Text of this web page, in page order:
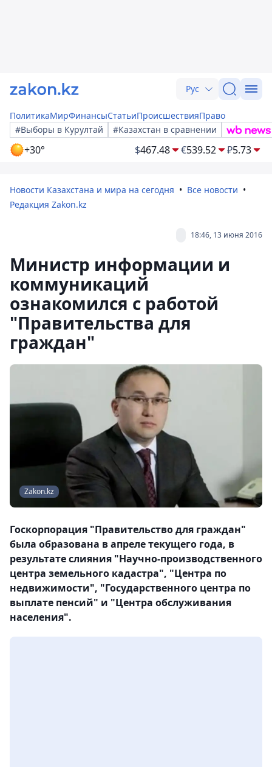
Рус
ПолитикаМирФинансыСтатьиПроисшествияПраво
#Выборы в Курултай
#Казахстан в сравнении
+30° $467.48 €539.52 ₽5.73
Новости Казахстана и мира на сегодня
Все новости
Редакция Zakon.kz
18:46, 13 июня 2016
Министр информации и
коммуникаций
ознакомился с работой
"Правительства для
граждан"
Zakon.kz
Госкорпорация "Правительство для граждан"
была образована в апреле текущего года, в
результате слияния "Научно-производственного
центра земельного кадастра", "Центра по
недвижимости", "Государственного центра по
выплате пенсий" и "Центра обслуживания
населения".